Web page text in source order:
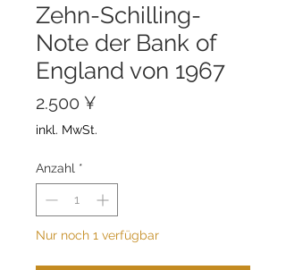
Zehn-Schilling-
Note der Bank of
England von 1967
2.500 ¥
inkl. MwSt.
Anzahl *
Nur noch 1 verfügbar